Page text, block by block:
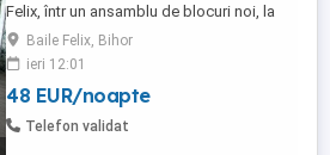
Felix, într un ansamblu de blocuri noi, la
parter, în apropierea ștrandului Felix-
Apollo și Venus din Băile 1Mai. Capacitate
2-4 persoane. Prețul variază în funcție de
câte persoane și câte nopți doriți. 2adulti
=250ron noapte 2ad*2copii= 250ron
Baile Felix, Bihor
ieri 12:01
48 EUR/noapte
Telefon validat